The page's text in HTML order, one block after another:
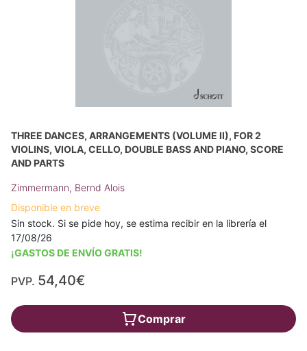
THREE DANCES, ARRANGEMENTS (VOLUME II), FOR 2
VIOLINS, VIOLA, CELLO, DOUBLE BASS AND PIANO, SCORE
AND PARTS
Zimmermann, Bernd Alois
Disponible en breve
Sin stock. Si se pide hoy, se estima recibir en la librería el
17/08/26
¡GASTOS DE ENVÍO GRATIS!
PVP. 54,40€
Comprar